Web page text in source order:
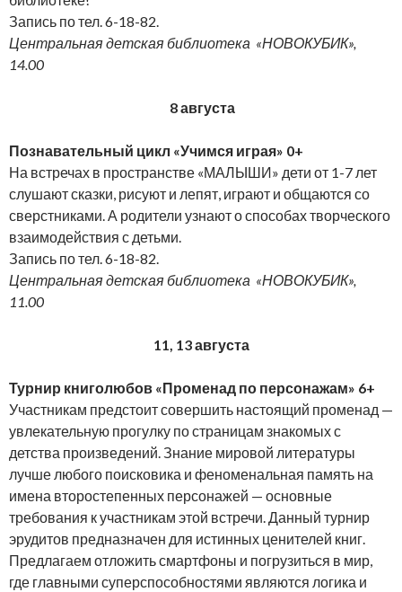
Запись по тел. 6-18-82.
Центральная детская библиотека «НОВОКУБИК»,
14.00
8 августа
Познавательный цикл «Учимся играя» 0+
На встречах в пространстве «МАЛЫШИ» дети от 1-7 лет
слушают сказки, рисуют и лепят, играют и общаются со
сверстниками. А родители узнают о способах творческого
взаимодействия с детьми.
Запись по тел. 6-18-82.
Центральная детская библиотека «НОВОКУБИК»,
11.00
11, 13 августа
Турнир книголюбов «Променад по персонажам» 6+
Участникам предстоит совершить настоящий променад —
увлекательную прогулку по страницам знакомых с
детства произведений. Знание мировой литературы
лучше любого поисковика и феноменальная память на
имена второстепенных персонажей — основные
требования к участникам этой встречи. Данный турнир
эрудитов предназначен для истинных ценителей книг.
Предлагаем отложить смартфоны и погрузиться в мир,
где главными суперспособностями являются логика и